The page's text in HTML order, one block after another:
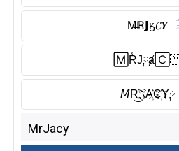
M̶ℝ𝗝ӄ𝓒𝒀
𝘔R͜͡𝔍A҉C҉Y༙